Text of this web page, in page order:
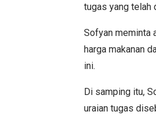
tugas yang telah
Sofyan meminta
harga makanan
ini.
Di samping itu,
uraian tugas